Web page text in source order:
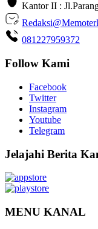
Kantor II :
081227959372
Follow Kami
Facebook
Twitter
Instagram
Youtube
Telegram
Jelajahi Berita
MENU KANAL